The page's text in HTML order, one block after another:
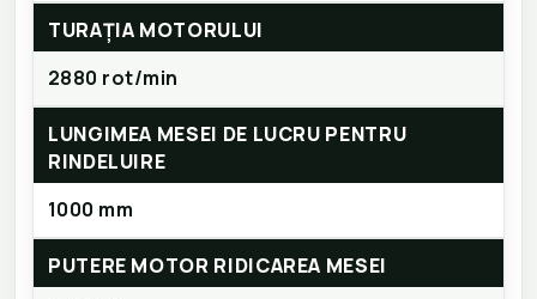
TURAȚIA MOTORULUI
2880 rot/min
LUNGIMEA MESEI DE LUCRU PENTRU
RINDELUIRE
1000 mm
PUTERE MOTOR RIDICAREA MESEI